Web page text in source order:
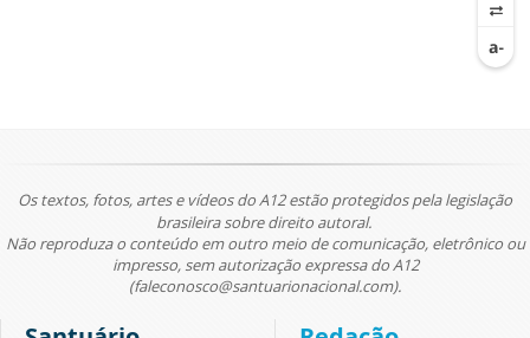
Os textos, fotos, artes e vídeos do A12 estão protegidos pela legislação
brasileira sobre direito autoral.
Não reproduza o conteúdo em outro meio de comunicação, eletrônico ou
impresso, sem autorização expressa do A12
(faleconosco@santuarionacional.com).